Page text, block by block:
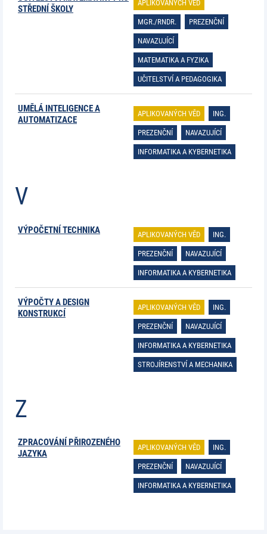
STŘEDNÍ ŠKOLY
APLIKOVANÝCH VĚD
MGR./RNDR. PREZENČNÍ
NAVAZUJÍCÍ
MATEMATIKA A FYZIKA
UČITELSTVÍ A PEDAGOGIKA
UMĚLÁ INTELIGENCE A
AUTOMATIZACE
APLIKOVANÝCH VĚD ING.
PREZENČNÍ NAVAZUJÍCÍ
INFORMATIKA A KYBERNETIKA
V
VÝPOČETNÍ TECHNIKA APLIKOVANÝCH VĚD ING.
PREZENČNÍ NAVAZUJÍCÍ
INFORMATIKA A KYBERNETIKA
VÝPOČTY A DESIGN
KONSTRUKCÍ
APLIKOVANÝCH VĚD ING.
PREZENČNÍ NAVAZUJÍCÍ
INFORMATIKA A KYBERNETIKA
STROJÍRENSTVÍ A MECHANIKA
Z
ZPRACOVÁNÍ PŘIROZENÉHO
JAZYKA
APLIKOVANÝCH VĚD ING.
PREZENČNÍ NAVAZUJÍCÍ
INFORMATIKA A KYBERNETIKA